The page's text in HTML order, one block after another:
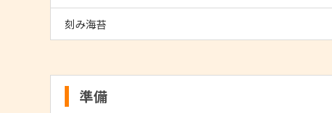
刻み海苔
準備